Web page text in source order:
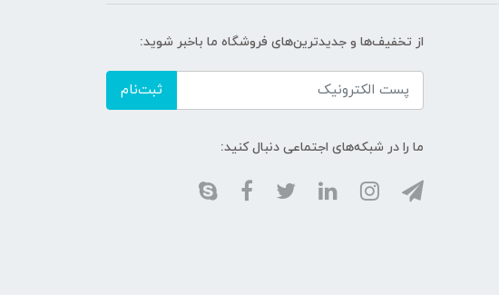
از تخفیف‌ها و جدیدترین‌های فروشگاه ما باخبر شوید:
ثبت‌نام
ما را در شبکه‌های اجتماعی دنبال کنید: